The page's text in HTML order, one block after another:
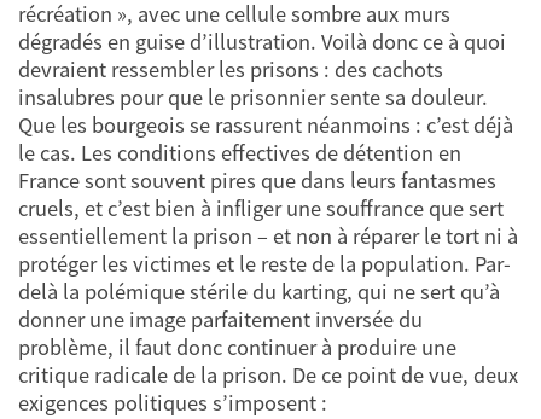
récréation », avec une cellule sombre aux murs
dégradés en guise d’illustration. Voilà donc ce à quoi
devraient ressembler les prisons : des cachots
insalubres pour que le prisonnier sente sa douleur.
Que les bourgeois se rassurent néanmoins : c’est déjà
le cas. Les conditions effectives de détention en
France sont souvent pires que dans leurs fantasmes
cruels, et c’est bien à infliger une souffrance que sert
essentiellement la prison – et non à réparer le tort ni à
protéger les victimes et le reste de la population. Par-
delà la polémique stérile du karting, qui ne sert qu’à
donner une image parfaitement inversée du
problème, il faut donc continuer à produire une
critique radicale de la prison. De ce point de vue, deux
exigences politiques s’imposent :